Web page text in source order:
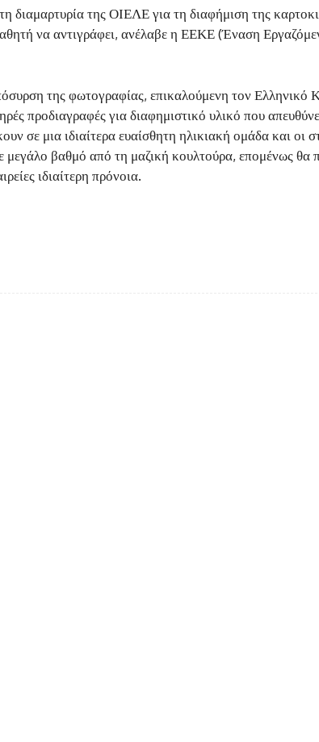
της ΟΙΕΛΕ για τη διαφήμιση της
να αντιγράφει, ανέλαβε η ΕΕΚΕ (Έναση
της φωτογραφίας, επικαλούμενη τον Ελληνικό
προδιαγραφές για διαφημιστικό υλικό που
σε μια ιδιαίτερα ευαίσθητη ηλικιακή ομάδα και οι
μεγάλο βαθμό από τη μαζική κουλτούρα, επομένως θα
ιδιαίτερη πρόνοια.